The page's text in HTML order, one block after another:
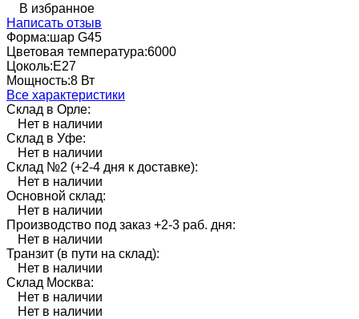
В избранное
Написать отзыв
Форма:шар G45
Цветовая температура:6000
Цоколь:E27
Мощность:8 Вт
Все характеристики
Склад в Орле:
Нет в наличии
Склад в Уфе:
Нет в наличии
Склад №2 (+2-4 дня к доставке):
Нет в наличии
Основной склад:
Нет в наличии
Производство под заказ +2-3 раб. дня:
Нет в наличии
Транзит (в пути на склад):
Нет в наличии
Склад Москва:
Нет в наличии
Нет в наличии